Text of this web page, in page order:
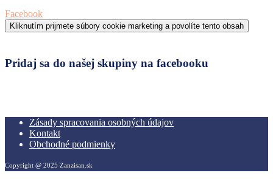
Facebook
Kliknutím prijmete súbory cookie marketing a povolíte tento obsah
Pridaj sa do našej skupiny na facebooku
Zásady spracovania osobných údajov
Kontakt
Obchodné podmienky
Copyright @ 2025 Zanzisan.sk